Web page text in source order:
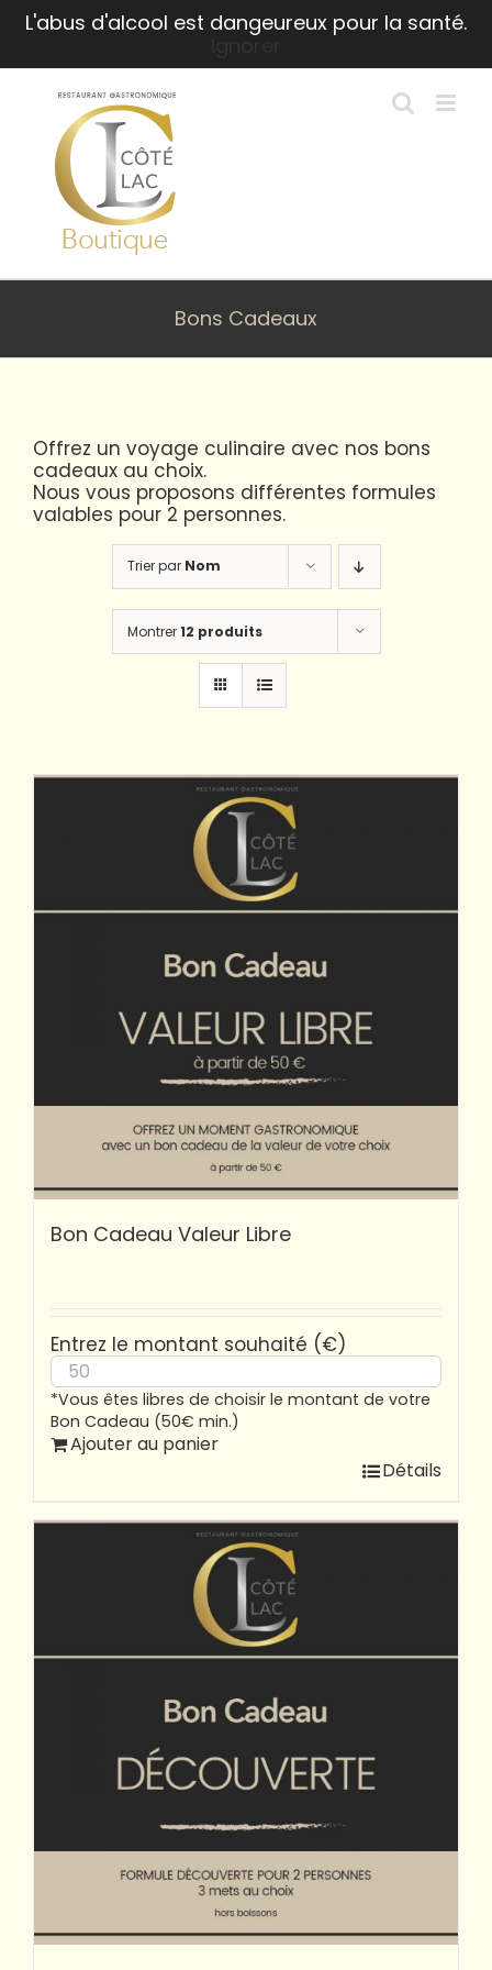
L'abus d'alcool est dangeureux pour la santé.
Passer
Bons Cadeaux
Offrez un voyage culinaire avec nos bons
cadeaux au choix.
Nous vous proposons différentes formules
valables pour 2 personnes.
Trier par Nom
Montrer12 produits
Bon Cadeau Valeur Libre
Entrez le montant souhaité (€)
*Vous êtes libres de choisir le montant de votre
Bon Cadeau (50€ min.)
Ajouter au panier
Détails